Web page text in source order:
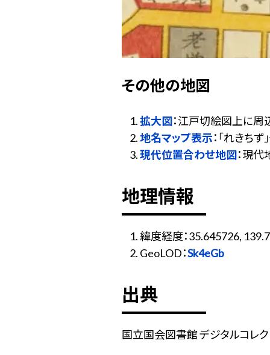
その他の地図
拡大図：江戸切絵図上に周
地名マップ表示：「れきち
現代位置合わせ地図：現
地理情報
緯度経度：35.645726,
GeoLOD：Sk4eGb
出典
国立国会図書館 デジタルコレク